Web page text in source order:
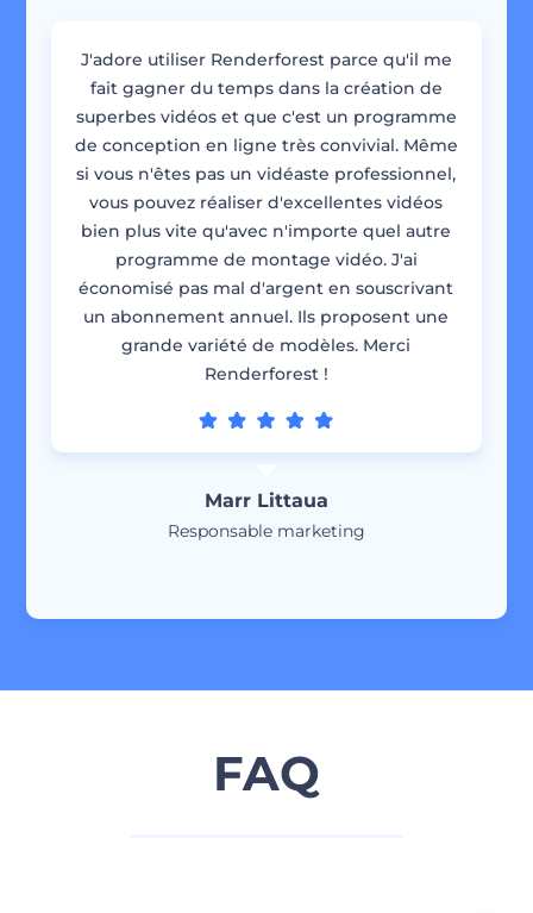
J'adore utiliser Renderforest parce qu'il me
fait gagner du temps dans la création de
superbes vidéos et que c'est un programme
de conception en ligne très convivial. Même
si vous n'êtes pas un vidéaste professionnel,
vous pouvez réaliser d'excellentes vidéos
bien plus vite qu'avec n'importe quel autre
programme de montage vidéo. J'ai
économisé pas mal d'argent en souscrivant
un abonnement annuel. Ils proposent une
grande variété de modèles. Merci
Renderforest !
Marr Littaua
Responsable marketing
FAQ